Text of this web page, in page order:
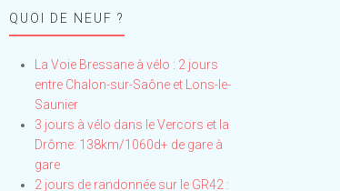
QUOI DE NEUF ?
La Voie Bressane à vélo : 2 jours
entre Chalon-sur-Saône et Lons-le-
Saunier
3 jours à vélo dans le Vercors et la
Drôme: 138km/1060d+ de gare à
gare
2 jours de randonnée sur le GR42 :